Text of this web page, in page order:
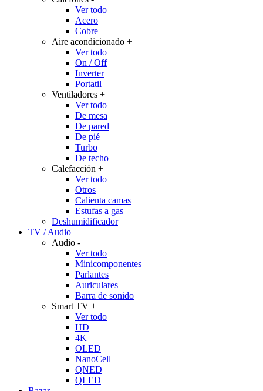
Ver todo
Acero
Cobre
Aire acondicionado +
Ver todo
On / Off
Inverter
Portatil
Ventiladores +
Ver todo
De mesa
De pared
De pié
Turbo
De techo
Calefacción +
Ver todo
Otros
Calienta camas
Estufas a gas
Deshumidificador
TV / Audio
Audio -
Ver todo
Minicomponentes
Parlantes
Auriculares
Barra de sonido
Smart TV +
Ver todo
HD
4K
OLED
NanoCell
QNED
QLED